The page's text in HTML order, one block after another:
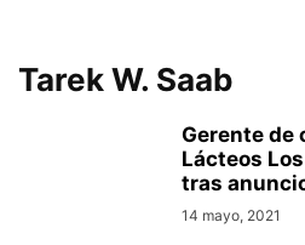
Tarek W. Saab
Gerente de
Lácteos
tras
14 mayo, 2021